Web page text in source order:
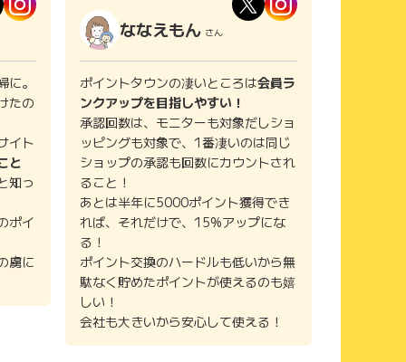
。
たの
イト
と
知っ
ポイ
虜に
ななえもん さん
ポイントタウンの凄いところは会員ラ
ンクアップを目指しやすい！
承認回数は、モニターも対象だしショ
ッピングも対象で、1番凄いのは同じ
ショップの承認も回数にカウントされ
ること！
あとは半年に5000ポイント獲得でき
れば、それだけで、15%アップにな
る！
ポイント交換のハードルも低いから無
駄なく貯めたポイントが使えるのも嬉
しい！
会社も大きいから安心して使える！